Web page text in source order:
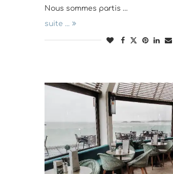
Nous sommes partis …
suite ...